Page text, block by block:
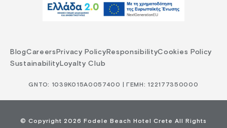
BlogCareers Privacy Policy ResponsibilityCookies Policy
Sustainability Loyalty Club
GNTO: 1039Κ015Α0057400 | ΓΕΜΗ: 122177350000
© Copyright 2026 Fodele Beach Hotel Crete All Rights